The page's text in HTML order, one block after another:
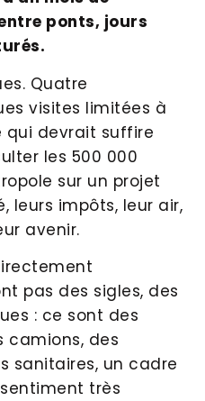
ponts, jours
Quatre
visites limitées à
qui devrait suffire
les 500 000
sur un projet
leurs impôts, leur air,
avenir.
pas des sigles, des
: ce sont des
camions, des
sanitaires, un cadre
très